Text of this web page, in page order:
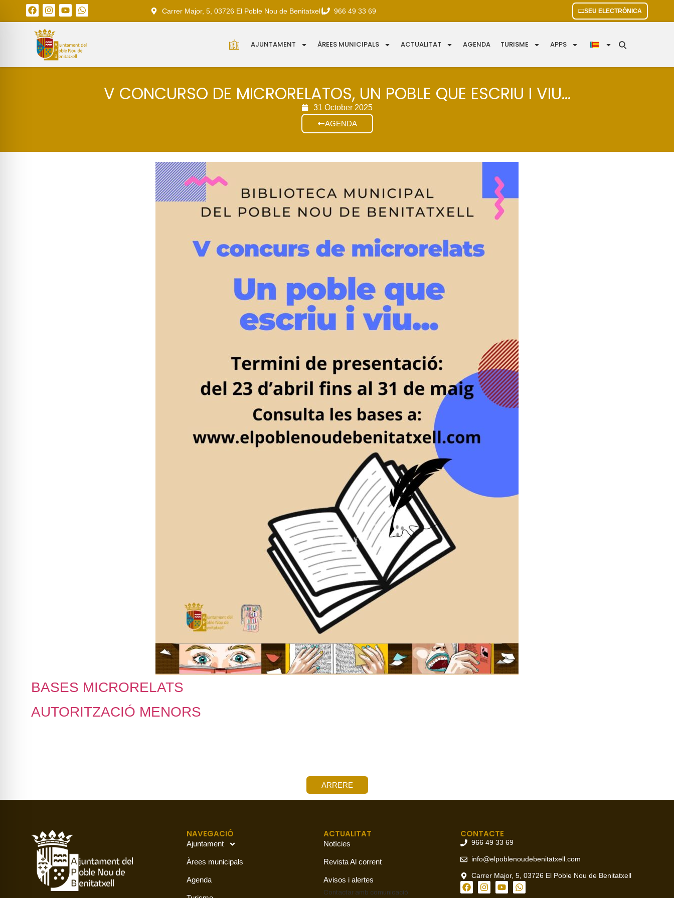
Carrer Major, 5, 03726 El Poble Nou de Benitatxell 966 49 33 69 SEU ELECTRÒNICA
AJUNTAMENT ÀREES MUNICIPALS ACTUALITAT AGENDA TURISME APPS
V CONCURSO DE MICRORELATOS, UN POBLE QUE ESCRIU I VIU...
31 October 2025
AGENDA
BASES MICRORELATS
AUTORITZACIÓ MENORS
ARRERE
NAVEGACIÓ
Ajuntament
Àrees municipals
Agenda
ACTUALITAT
Notícies
Revista Al corrent
Avisos i alertes
Contactar amb comunicació
CONTACTE
966 49 33 69
info@elpoblenoudebenitatxell.com
Carrer Major, 5, 03726 El Poble Nou de Benitatxell